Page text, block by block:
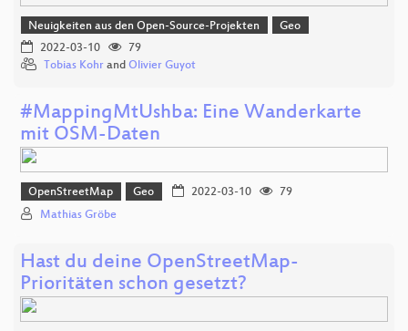
Neuigkeiten aus den Open-Source-Projekten
Geo
2022-03-10
79
Tobias Kohr and Olivier Guyot
#MappingMtUshba: Eine Wanderkarte
mit OSM-Daten
OpenStreetMap Geo 2022-03-10
79
Mathias Gröbe
Hast du deine OpenStreetMap-
Prioritäten schon gesetzt?